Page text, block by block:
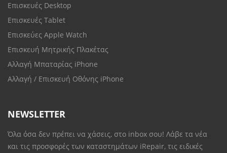
Επισκευές Desktop
Επισκευές Tablet
Επισκεύες Apple Watch
Επισκευή Μητρικής Πλακέτας
Αλλαγή Μπαταρίας iPhone
Αλλαγή / Επισκευή Οθόνης iPhone
NEWSLETTER
Όλα όσα δεν πρέπει να χάσεις, στο inbox σου! Λάβε τα νέα
και τις προσφορές των καταστημάτων iRepair, τις ειδικές